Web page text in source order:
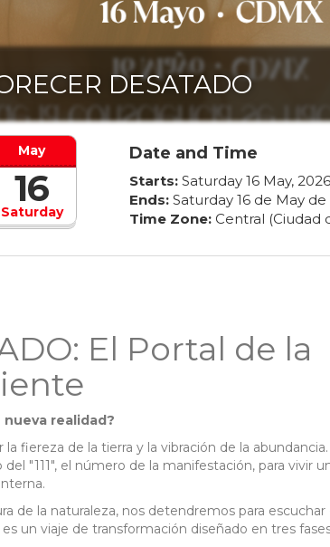
DESATADO
Saturday
May
16
Date and Time
Starts: Saturday 16 May, 2026
Ends: Saturday 16de Mayde
Time Zone: Central (Ciudad
El Portal de la
realidad?
fiereza de la tierra y la vibración de la abundancia.
"111", el número de la manifestación, para vivir
de la naturaleza, nos detendremos para
un viaje de transformación diseñado en tres